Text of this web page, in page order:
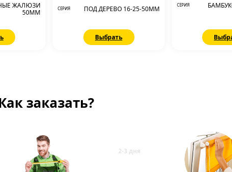
ЖАЛЮЗИ
50ММ
СЕРИЯ ПОД ДЕРЕВО 16-25-50ММ
Выбрать
СЕРИЯ
заказать?